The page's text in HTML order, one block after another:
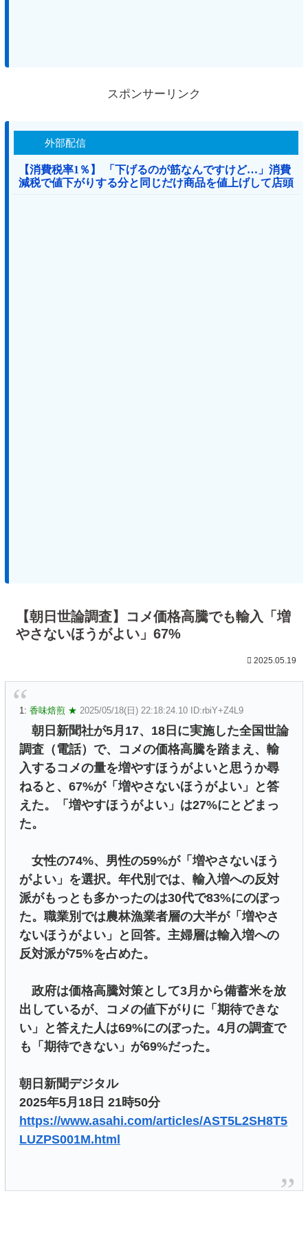
スポンサーリンク
外部配信
【消費税率1％】 「下げるのが筋なんですけど…」消費
減税で値下がりする分と同じだけ商品を値上げして店頭
価格を変えない店も
【朝日世論調査】コメ価格高騰でも輸入「増
やさないほうがよい」67%
2025.05.19
1: 香味焙煎 ★ 2025/05/18(日) 22:18:24.10 ID:rbiY+Z4L9
朝日新聞社が5月17、18日に実施した全国世論
調査（電話）で、コメの価格高騰を踏まえ、輸
入するコメの量を増やすほうがよいと思うか尋
ねると、67%が「増やさないほうがよい」と答
えた。「増やすほうがよい」は27%にとどまっ
た。
女性の74%、男性の59%が「増やさないほう
がよい」を選択。年代別では、輸入増への反対
派がもっとも多かったのは30代で83%にのぼっ
た。職業別では農林漁業者層の大半が「増やさ
ないほうがよい」と回答。主婦層は輸入増への
反対派が75%を占めた。
政府は価格高騰対策として3月から備蓄米を放
出しているが、コメの値下がりに「期待できな
い」と答えた人は69%にのぼった。4月の調査で
も「期待できない」が69%だった。
朝日新聞デジタル
2025年5月18日 21時50分
https://www.asahi.com/articles/AST5L2SH8T5
LUZPS001M.html